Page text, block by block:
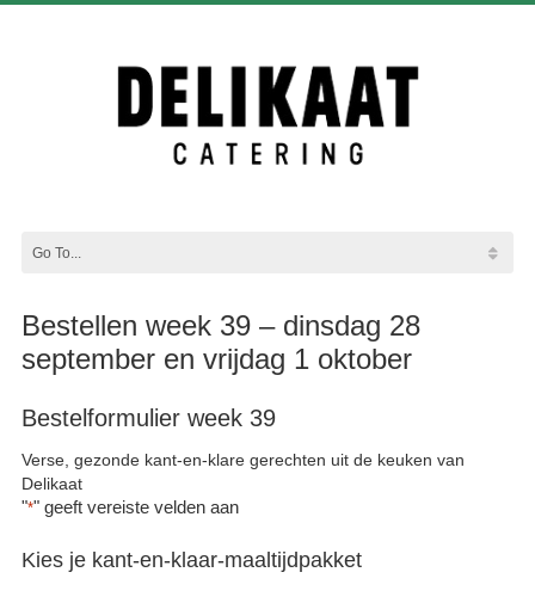
Bestellen week 39 – dinsdag 28
september en vrijdag 1 oktober
Bestelformulier week 39
Verse, gezonde kant-en-klare gerechten uit de keuken van
Delikaat
"*" geeft vereiste velden aan
Kies je kant-en-klaar-maaltijdpakket